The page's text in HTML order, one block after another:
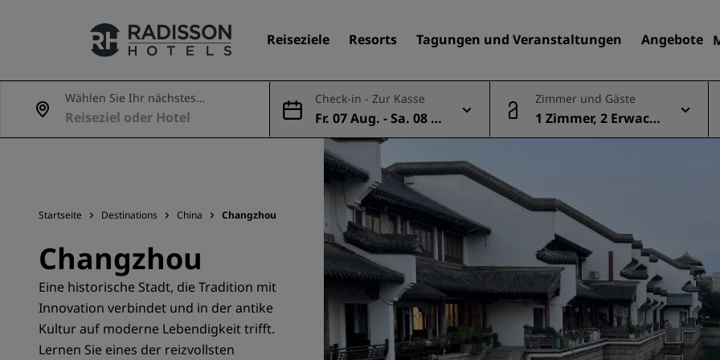
Reiseziele Resorts Tagungen und Veranstaltungen Angebote
Unsere Marken
Finden Sie Ihr Hotel
Serviced Apartments
Flughafenhotels
Neue und geplante Hotels
Tagungen und
Veranstaltungen
Entdecken Sie Radisson
Wählen Sie Ihr nächstes
Abenteuer
Check-in - Zur Kasse
Fr. 07 Aug. - Sa. 08 A
ug.
Zimmer und Gäste
1 Zimmer, 2 Erwach
sene
Startseite Destinations China Changzhou
Changzhou
Eine historische Stadt, die Tradition mit
Innovation verbindet und in der antike
Kultur auf moderne Lebendigkeit trifft.
Lernen Sie eines der reizvollsten